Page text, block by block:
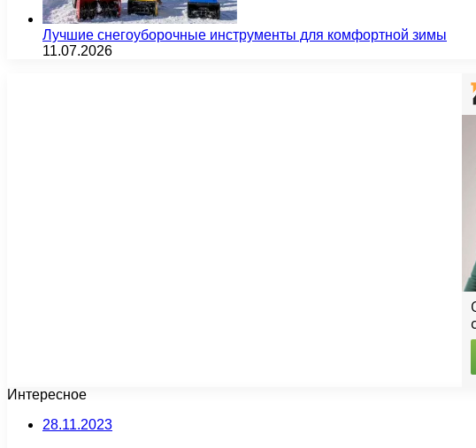
Лучшие снегоуборочные инструменты для комфортной зимы
11.07.2026
Интересное
28.11.2023